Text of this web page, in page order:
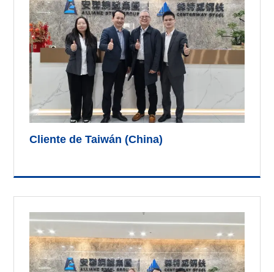
Cliente de Taiwán (China)